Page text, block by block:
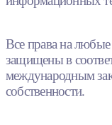
Все права на
защищены в
международным
собственности.